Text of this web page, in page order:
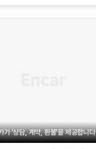
가 '상담, 계약, 환불'을 제공합니다